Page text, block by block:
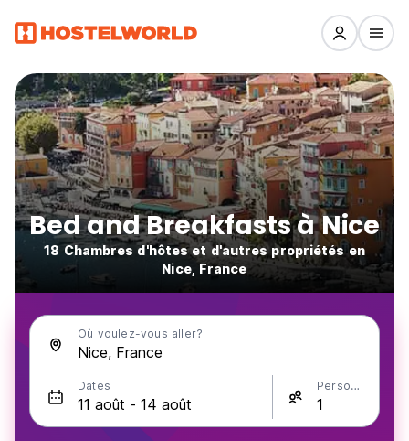
Bed and Breakfasts à Nice
18 Chambres d'hôtes et d'autres propriétés en
Nice, France
Où voulez-vous aller?
Dates Personnes